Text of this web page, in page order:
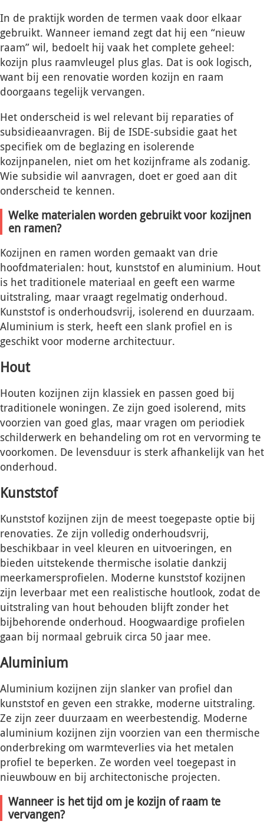
In de praktijk worden de termen vaak door elkaar
gebruikt. Wanneer iemand zegt dat hij een “nieuw
raam” wil, bedoelt hij vaak het complete geheel:
kozijn plus raamvleugel plus glas. Dat is ook logisch,
want bij een renovatie worden kozijn en raam
doorgaans tegelijk vervangen.
Het onderscheid is wel relevant bij reparaties of
subsidieaanvragen. Bij de ISDE-subsidie gaat het
specifiek om de beglazing en isolerende
kozijnpanelen, niet om het kozijnframe als zodanig.
Wie subsidie wil aanvragen, doet er goed aan dit
onderscheid te kennen.
Welke materialen worden gebruikt voor kozijnen
en ramen?
Kozijnen en ramen worden gemaakt van drie
hoofdmaterialen: hout, kunststof en aluminium. Hout
is het traditionele materiaal en geeft een warme
uitstraling, maar vraagt regelmatig onderhoud.
Kunststof is onderhoudsvrij, isolerend en duurzaam.
Aluminium is sterk, heeft een slank profiel en is
geschikt voor moderne architectuur.
Hout
Houten kozijnen zijn klassiek en passen goed bij
traditionele woningen. Ze zijn goed isolerend, mits
voorzien van goed glas, maar vragen om periodiek
schilderwerk en behandeling om rot en vervorming te
voorkomen. De levensduur is sterk afhankelijk van het
onderhoud.
Kunststof
Kunststof kozijnen zijn de meest toegepaste optie bij
renovaties. Ze zijn volledig onderhoudsvrij,
beschikbaar in veel kleuren en uitvoeringen, en
bieden uitstekende thermische isolatie dankzij
meerkamersprofielen. Moderne kunststof kozijnen
zijn leverbaar met een realistische houtlook, zodat de
uitstraling van hout behouden blijft zonder het
bijbehorende onderhoud. Hoogwaardige profielen
gaan bij normaal gebruik circa 50 jaar mee.
Aluminium
Aluminium kozijnen zijn slanker van profiel dan
kunststof en geven een strakke, moderne uitstraling.
Ze zijn zeer duurzaam en weerbestendig. Moderne
aluminium kozijnen zijn voorzien van een thermische
onderbreking om warmteverlies via het metalen
profiel te beperken. Ze worden veel toegepast in
nieuwbouw en bij architectonische projecten.
Wanneer is het tijd om je kozijn of raam te
vervangen?